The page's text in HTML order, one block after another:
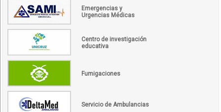
Emergencias y
Urgencias Médicas
Centro de investigación
educativa
Fumigaciones
Servicio de Ambulancias